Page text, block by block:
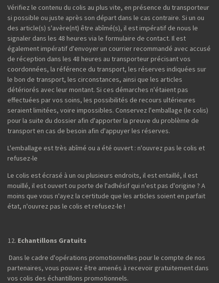
Vérifiez le contenu du colis au plus vite, en présence du transporteur
si possible ou juste après son départ dans le cas contraire. Si un ou
des article(s) s'avère(nt) être abîmé(s), il est impératif de nous le
signaler dans les 48 heures via le formulaire de contact. Il est
également impératif d'envoyer un courrier recommandé avec accusé
de réception dans les 48 heures au transporteur précisant vos
coordonnées, la référence du transport, les réserves indiquées sur
le bon de transport, les circonstances, ainsi que les articles
détériorés avec leur montant. Si ces démarches n'étaient pas
effectuées par vos soins, les possibilités de recours ultérieures
seraient limitées, voire impossibles. Conservez l'emballage (le colis)
pour la suite du dossier afin d'apporter la preuve du problème de
transport en cas de besoin afin d'appuyer les réserves.
L'emballage est très abîmé ou a été ouvert : n'ouvrez pas le colis et
refusez-le
Le colis est écrasé à un ou plusieurs endroits, il est entaillé, il est
mouillé, il est ouvert ou porte de l'adhésif qui n'est pas d'origine ? A
moins que vous n'ayez la certitude que les articles soient en parfait
état, n'ouvrez pas le colis et refusez-le !
Echantillons Gratuits
Dans le cadre d'opérations promotionnelles pour le compte de nos
partenaires, vous pouvez être amenés à recevoir gratuitement dans
vos colis des échantillons promotionnels.